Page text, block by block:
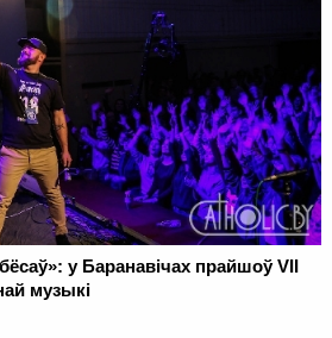
у Баранавічах прайшоў VII
музыкі